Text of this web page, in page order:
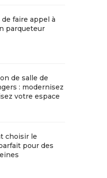
faire appel à
parqueteur
de salle de
: modernisez
votre espace
choisir le
pour des